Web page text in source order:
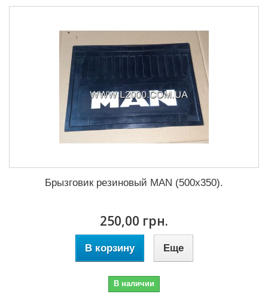
Брызговик резиновый MAN (500x350).
250,00 грн.
В корзину Еще
В наличии